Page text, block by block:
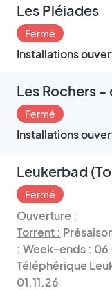
Les Pléiades
Fermé
Installations
Les Rochers -
Fermé
Installations
Leukerbad
Fermé
Ouverture :
Torrent :
: Week-ends :
Téléphérique
01.11.26